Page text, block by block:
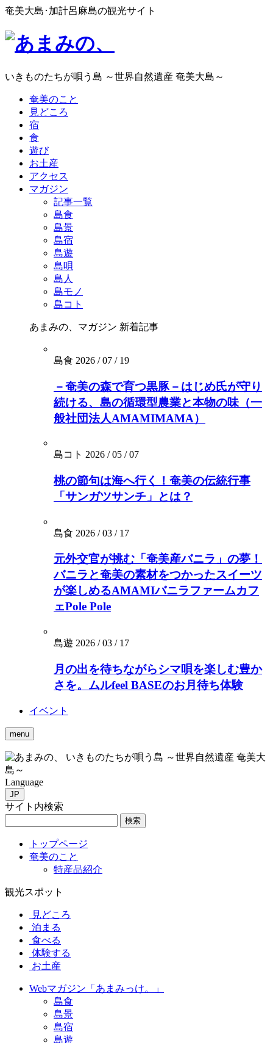
奄美大島･加計呂麻島の観光サイト
いきものたちが唄う島 ～世界自然遺産 奄美大島～
奄美のこと
見どころ
宿
食
遊び
お土産
アクセス
マガジン
記事一覧
島食
島景
島宿
島遊
島唄
島人
島モノ
島コト
あまみの、マガジン 新着記事
島食 2026 / 07 / 19
－奄美の森で育つ黒豚－はじめ氏が守り
続ける、島の循環型農業と本物の味（一
般社団法人AMAMIMAMA）
島コト 2026 / 05 / 07
桃の節句は海へ行く！奄美の伝統行事
「サンガツサンチ」とは？
島食 2026 / 03 / 17
元外交官が挑む「奄美産バニラ」の夢！
バニラと奄美の素材をつかったスイーツ
が楽しめるAMAMIバニラファームカフ
ェPole Pole
島遊 2026 / 03 / 17
月の出を待ちながらシマ唄を楽しむ豊か
さを。ムルfeel BASEのお月待ち体験
イベント
menu
いきものたちが唄う島 ～世界自然遺産 奄美大
島～
Language
JP
サイト内検索
検索
トップページ
奄美のこと
特産品紹介
観光スポット
見どころ
泊まる
食べる
体験する
お土産
Webマガジン「あまみっけ。」
島食
島景
島宿
島遊